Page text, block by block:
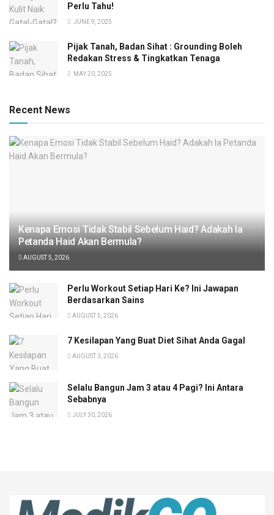
Perlu Tahu!
JUNE 9, 2025
Pijak Tanah, Badan Sihat : Grounding Boleh
Redakan Stress & Tingkatkan Tenaga
MAY 20, 2025
Recent News
Kenapa Emosi Tidak Stabil Sebelum Haid? Adakah Ia
Petanda Haid Akan Bermula?
AUGUST 5, 2026
Perlu Workout Setiap Hari Ke? Ini Jawapan
Berdasarkan Sains
AUGUST 5, 2026
7 Kesilapan Yang Buat Diet Sihat Anda Gagal
AUGUST 3, 2026
Selalu Bangun Jam 3 atau 4 Pagi? Ini Antara
Sebabnya
JULY 30, 2026